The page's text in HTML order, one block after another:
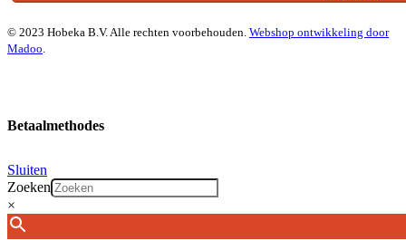
© 2023 Hobeka B.V. Alle rechten voorbehouden. Webshop ontwikkeling door
Madoo.
Betaalmethodes
Sluiten
Zoeken
×